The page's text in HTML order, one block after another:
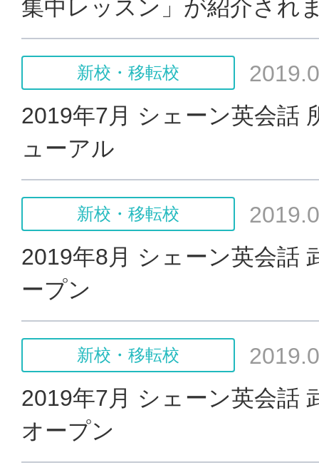
集中レッスン」が紹介され
新校・移転校
2019年7月 シェーン英会話
ューアル
新校・移転校
2019年8月 シェーン英会話
ープン
新校・移転校
2019年7月 シェーン英会話
オープン